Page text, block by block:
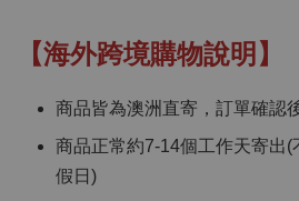
【海外跨境購物說明】
商品皆為澳洲直寄，訂單確認
商品正常約7-14個工作天寄出(
假日)